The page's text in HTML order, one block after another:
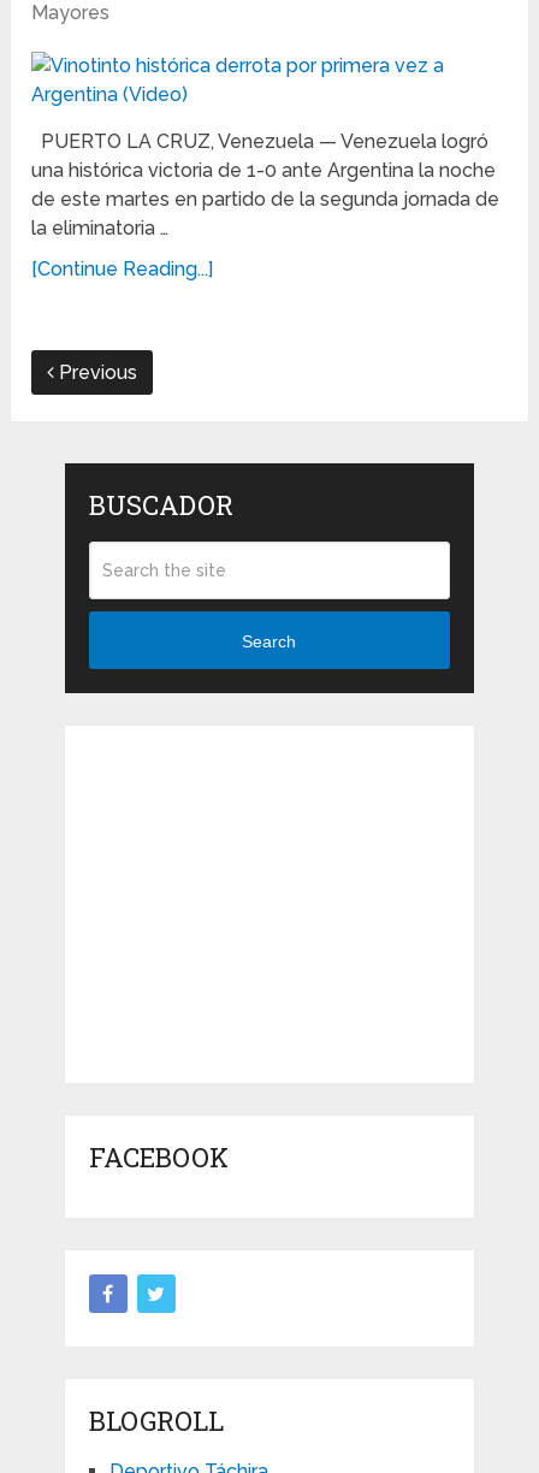
Mayores
PUERTO LA CRUZ, Venezuela — Venezuela logró
una histórica victoria de 1-0 ante Argentina la noche
de este martes en partido de la segunda jornada de
la eliminatoria …
[Continue Reading...]
Previous
BUSCADOR
Search
FACEBOOK
BLOGROLL